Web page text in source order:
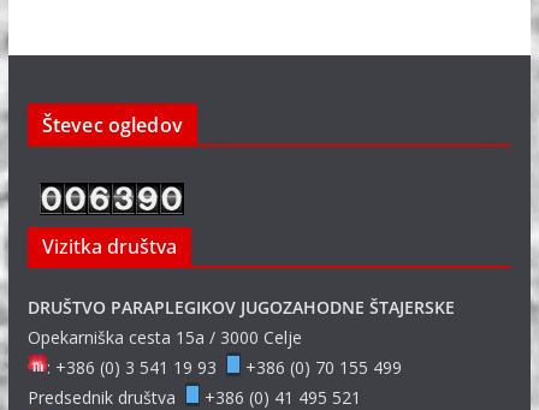
Števec ogledov
Vizitka društva
DRUŠTVO PARAPLEGIKOV JUGOZAHODNE ŠTAJERSKE
Opekarniška cesta 15a / 3000 Celje
: +386 (0) 3 541 19 93
+386 (0) 70 155 499
Predsednik društva
+386 (0) 41 495 521